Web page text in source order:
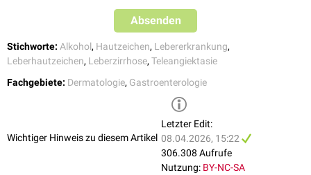
Absenden
Stichworte: Alkohol, Hautzeichen, Lebererkrankung,
Leberhautzeichen, Leberzirrhose, Teleangiektasie
Fachgebiete: Dermatologie, Gastroenterologie
Wichtiger Hinweis zu diesem Artikel
Letzter Edit:
08.04.2026, 15:22
306.308 Aufrufe
Nutzung: BY-NC-SA